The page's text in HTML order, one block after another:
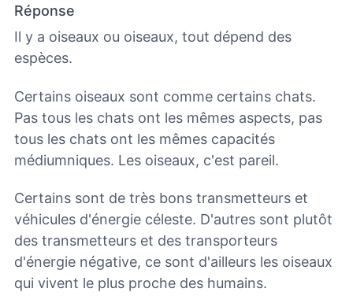
Réponse
Il y a oiseaux ou oiseaux, tout dépend des
espèces.
Certains oiseaux sont comme certains chats.
Pas tous les chats ont les mêmes aspects, pas
tous les chats ont les mêmes capacités
médiumniques. Les oiseaux, c'est pareil.
Certains sont de très bons transmetteurs et
véhicules d'énergie céleste. D'autres sont plutôt
des transmetteurs et des transporteurs
d'énergie négative, ce sont d'ailleurs les oiseaux
qui vivent le plus proche des humains.